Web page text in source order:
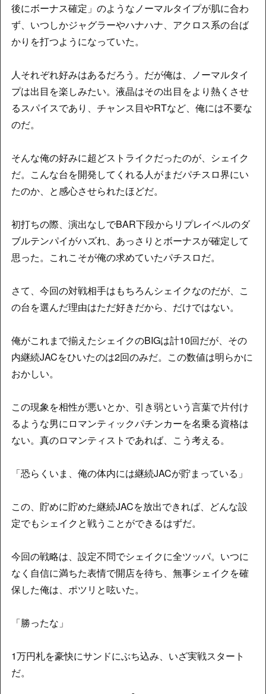
後にボーナス確定」のようなノーマルタイプが肌に合わ
ず、いつしかジャグラーやハナハナ、アクロス系の台ば
かりを打つようになっていた。
人それぞれ好みはあるだろう。だが俺は、ノーマルタイ
プは出目を楽しみたい。液晶はその出目をより熱くさせ
るスパイスであり、チャンス目やRTなど、俺には不要な
のだ。
そんな俺の好みに超どストライクだったのが、シェイク
だ。こんな台を開発してくれる人がまだパチスロ界にい
たのか、と感心させられたほどだ。
初打ちの際、演出なしでBAR下段からリプレイベルのダ
ブルテンパイがハズれ、あっさりとボーナスが確定して
思った。これこそが俺の求めていたパチスロだ。
さて、今回の対戦相手はもちろんシェイクなのだが、こ
の台を選んだ理由はただ好きだから、だけではない。
俺がこれまで揃えたシェイクのBIGは計10回だが、その
内継続JACをひいたのは2回のみだ。この数値は明らかに
おかしい。
この現象を相性が悪いとか、引き弱という言葉で片付け
るような男にロマンティックパチンカーを名乗る資格は
ない。真のロマンティストであれば、こう考える。
「恐らくいま、俺の体内には継続JACが貯まっている」
この、貯めに貯めた継続JACを放出できれば、どんな設
定でもシェイクと戦うことができるはずだ。
今回の戦略は、設定不問でシェイクに全ツッパ。いつに
なく自信に満ちた表情で開店を待ち、無事シェイクを確
保した俺は、ポツリと呟いた。
「勝ったな」
1万円札を豪快にサンドにぶち込み、いざ実戦スタート
だ。